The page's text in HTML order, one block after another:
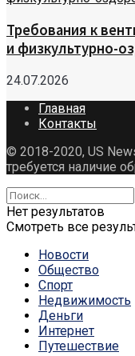
Требования к
и физкультурно-
24.07.2026
Главная
Контакты
© 2018-2020, US
требуется наличие
Нет результатов
Смотреть все
Новости
Общество
Спорт
Недвижимость
Деньги
Интернет
Путешествие